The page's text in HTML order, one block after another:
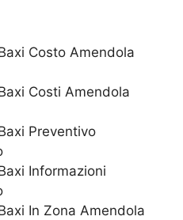
Costo Amendola
Costi Amendola
Preventivo
Informazioni
In Zona Amendola